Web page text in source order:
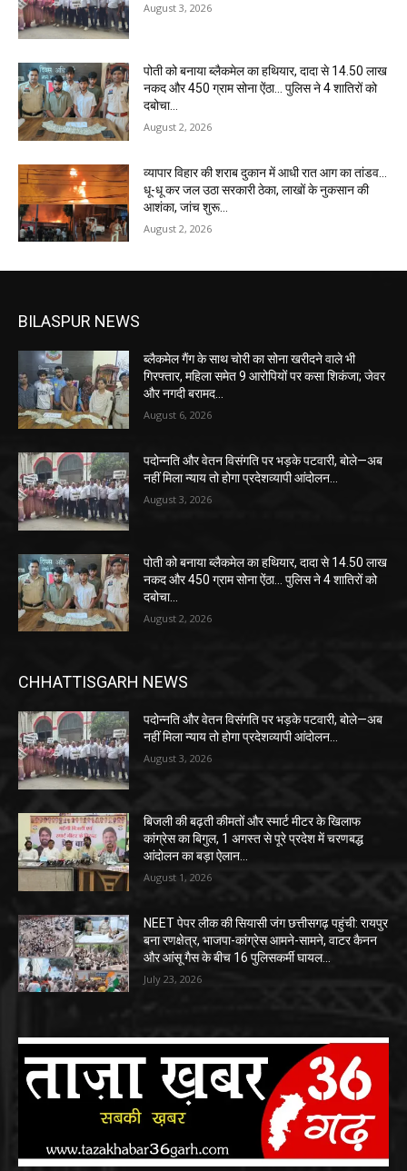
August 3, 2026
पोती को बनाया ब्लैकमेल का हथियार, दादा से 14.50 लाख
नकद और 450 ग्राम सोना ऐंठा… पुलिस ने 4 शातिरों को
दबोचा…
August 2, 2026
व्यापार विहार की शराब दुकान में आधी रात आग का तांडव…
धू-धू कर जल उठा सरकारी ठेका, लाखों के नुकसान की
आशंका, जांच शुरू…
August 2, 2026
BILASPUR NEWS
ब्लैकमेल गैंग के साथ चोरी का सोना खरीदने वाले भी
गिरफ्तार, महिला समेत 9 आरोपियों पर कसा शिकंजा; जेवर
और नगदी बरामद…
August 6, 2026
पदोन्नति और वेतन विसंगति पर भड़के पटवारी, बोले—अब
नहीं मिला न्याय तो होगा प्रदेशव्यापी आंदोलन…
August 3, 2026
पोती को बनाया ब्लैकमेल का हथियार, दादा से 14.50 लाख
नकद और 450 ग्राम सोना ऐंठा… पुलिस ने 4 शातिरों को
दबोचा…
August 2, 2026
CHHATTISGARH NEWS
पदोन्नति और वेतन विसंगति पर भड़के पटवारी, बोले—अब
नहीं मिला न्याय तो होगा प्रदेशव्यापी आंदोलन…
August 3, 2026
बिजली की बढ़ती कीमतों और स्मार्ट मीटर के खिलाफ
कांग्रेस का बिगुल, 1 अगस्त से पूरे प्रदेश में चरणबद्ध
आंदोलन का बड़ा ऐलान…
August 1, 2026
NEET पेपर लीक की सियासी जंग छत्तीसगढ़ पहुंची: रायपुर
बना रणक्षेत्र, भाजपा-कांग्रेस आमने-सामने, वाटर कैनन
और आंसू गैस के बीच 16 पुलिसकर्मी घायल…
July 23, 2026